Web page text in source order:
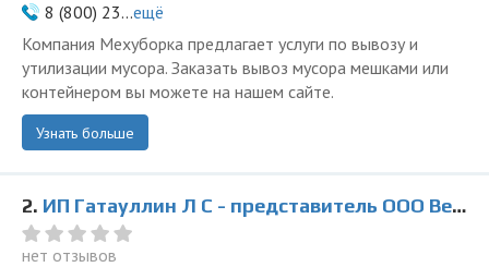
8 (800) 23...ещё
Компания Мехуборка предлагает услуги по вывозу и
утилизации мусора. Заказать вывоз мусора мешками или
контейнером вы можете на нашем сайте.
Узнать больше
2. ИП Гатауллин Л С - представитель ООО Ведущая Утилизирующая Компания
нет отзывов